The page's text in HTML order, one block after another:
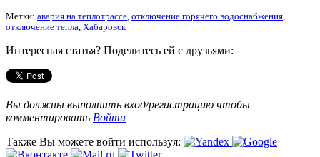
Метки: авария на теплотрассе отключение горячего водоснабжения
отключение тепла Хабаровск
Интересная статья? Поделитесь ей с друзьями:
Вы должны выполнить вход/регистрацию чтобы
комментировать Войти
Также Вы можете войти используя: